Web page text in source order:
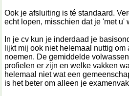
Ook je afsluiting is té standaard.
echt lopen, misschien dat je 'met u'
In je cv kun je inderdaad je
lijkt mij ook niet helemaal nuttig om
noemen. De gemiddelde
profielen er zijn en welke vakken
helemaal niet wat een
is het beter om alleen je